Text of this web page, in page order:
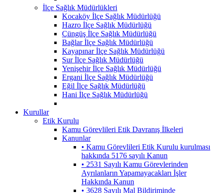
İlçe Sağlık Müdürlükleri
Kocaköy İlçe Sağlık Müdürlüğü
Hazro İlçe Sağlık Müdürlüğü
Çüngüş İlçe Sağlık Müdürlüğü
Bağlar İlçe Sağlık Müdürlüğü
Kayapınar İlçe Sağlık Müdürlüğü
Sur İlçe Sağlık Müdürlüğü
Yenişehir İlçe Sağlık Müdürlüğü
Ergani İlçe Sağlık Müdürlüğü
Eğil İlçe Sağlık Müdürlüğü
Hani İlçe Sağlık Müdürlüğü
Kurullar
Etik Kurulu
Kamu Görevlileri Etik Davranış İlkeleri
Kanunlar
• Kamu Görevlileri Etik Kurulu kurulması
hakkında 5176 sayılı Kanun
• 2531 Sayılı Kamu Görevlerinden
Ayrılanların Yapamayacakları İşler
Hakkında Kanun
• 3628 Sayılı Mal Bildiriminde